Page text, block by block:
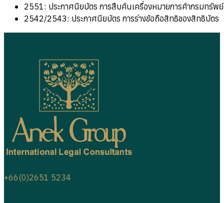
2551: ประกาศนียบัตร การสืบค้นเครื่องหมายการค้ากรมทรั
2542/2543: ประกาศนียบัตร การร่างข้อถือสิทธิของสิทธิบัตร
+66(0)2651 5234